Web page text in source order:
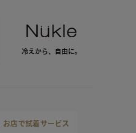
冷えから、 自由に。
お店で試着サービス